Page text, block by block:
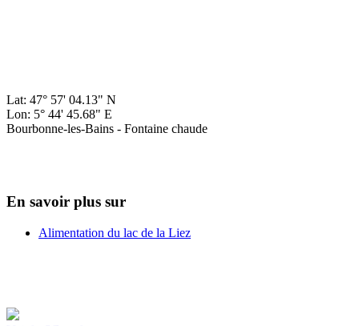
Lat: 47° 57' 04.13" N
Lon: 5° 44' 45.68" E
Bourbonne-les-Bains - Fontaine chaude
En savoir plus sur
Alimentation du lac de la Liez